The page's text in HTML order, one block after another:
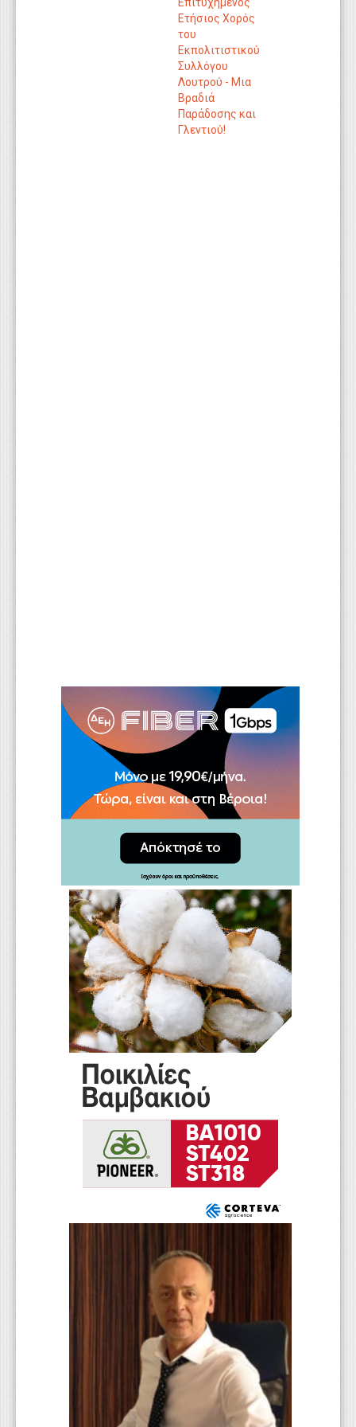
Ετήσιος Χορός
του
Εκπολιτιστικού
Συλλόγου
Λουτρού - Μια
Βραδιά
Παράδοσης και
Γλεντιού!